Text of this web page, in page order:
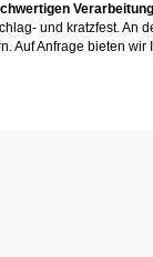
Verarbeitung
und kratzfest. An
Auf Anfrage bieten wir